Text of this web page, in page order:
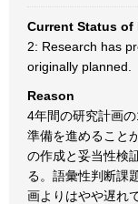
Current Status of
2: Research has
originally planned.
Reason
4年間の研究計画
準備を進めること
の作成と妥当性検
る。語彙性判断課
画よりはやや遅れ